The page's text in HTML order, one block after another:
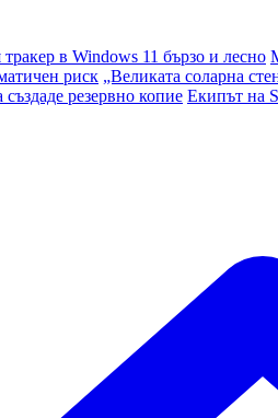
в Windows 11 бързо и лесно
риск „Великата соларна
резервно копие Екипът на